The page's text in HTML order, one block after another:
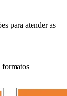
para atender as
formatos